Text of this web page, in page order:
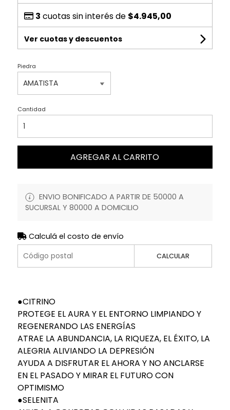
3 cuotas sin interés de $4.945,00
Ver cuotas y descuentos
Piedra
Cantidad
AGREGAR AL CARRITO
ENVIO BONIFICADO A PARTIR DE 50000 A
SUCURSAL Y 80000 A DOMICILIO
Calculá el costo de envío
CALCULAR
●CITRINO
PROTEGE EL AURA Y EL ENTORNO LIMPIANDO Y
REGENERANDO LAS ENERGÍAS
ATRAE LA ABUNDANCIA, LA RIQUEZA, EL ÉXITO, LA
ALEGRIA ALIVIANDO LA DEPRESIÓN
AYUDA A DISFRUTAR EL AHORA Y NO ANCLARSE
EN EL PASADO Y MIRAR EL FUTURO CON
OPTIMISMO
●SELENITA